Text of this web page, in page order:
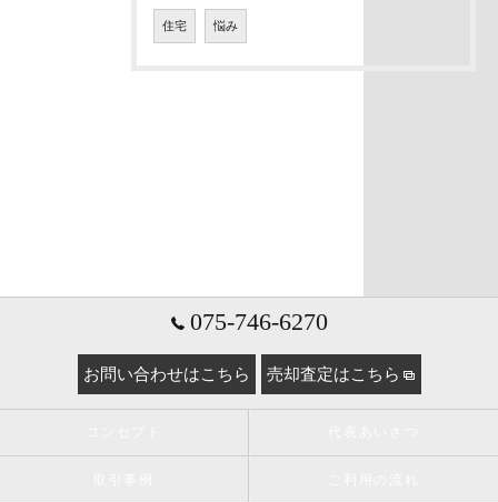
住宅 悩み
075-746-6270
お問い合わせはこちら 売却査定はこちら